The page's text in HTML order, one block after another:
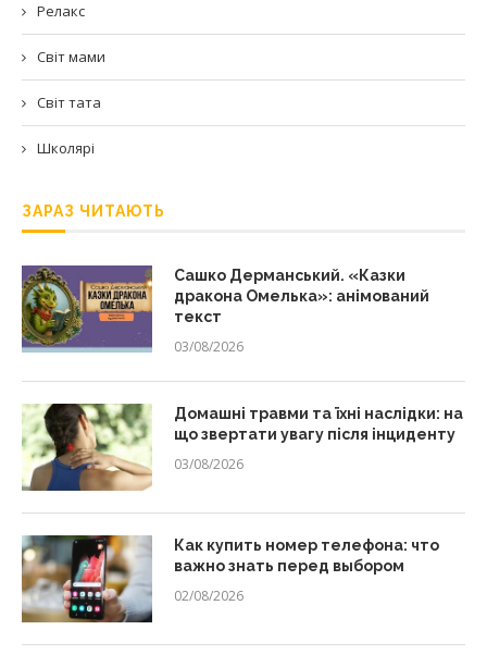
Релакс
Світ мами
Світ тата
Школярі
ЗАРАЗ ЧИТАЮТЬ
Сашко Дерманський. «Казки
дракона Омелька»: анімований
текст
03/08/2026
Домашні травми та їхні наслідки: на
що звертати увагу після інциденту
03/08/2026
Как купить номер телефона: что
важно знать перед выбором
02/08/2026